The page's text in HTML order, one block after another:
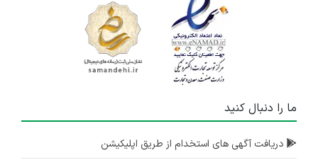
ما را دنبال کنید
دریافت آگهی های استخدام از طریق اپلیکیشن